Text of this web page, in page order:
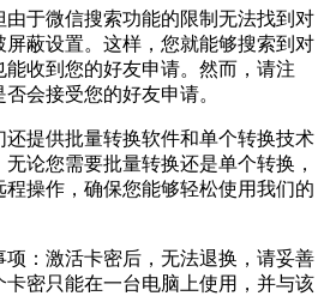
于微信搜索功能的限制无法找到对
蔽设置。这样，您就能够搜索到对
收到您的好友申请。然而，请注
会接受您的好友申请。
还提供批量转换软件和单个转换技术
论您需要批量转换还是单个转换，
操作，确保您能够轻松使用我们的
：激活卡密后，无法退换，请妥善
密只能在一台电脑上使用，并与该